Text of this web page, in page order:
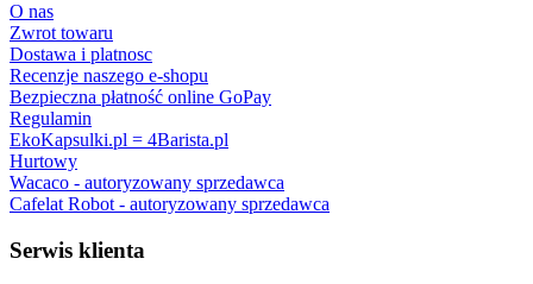
O nas
Zwrot towaru
Dostawa i platnosc
Recenzje naszego e-shopu
Bezpieczna płatność online GoPay
Regulamin
EkoKapsulki.pl = 4Barista.pl
Hurtowy
Wacaco - autoryzowany sprzedawca
Cafelat Robot - autoryzowany sprzedawca
Serwis klienta